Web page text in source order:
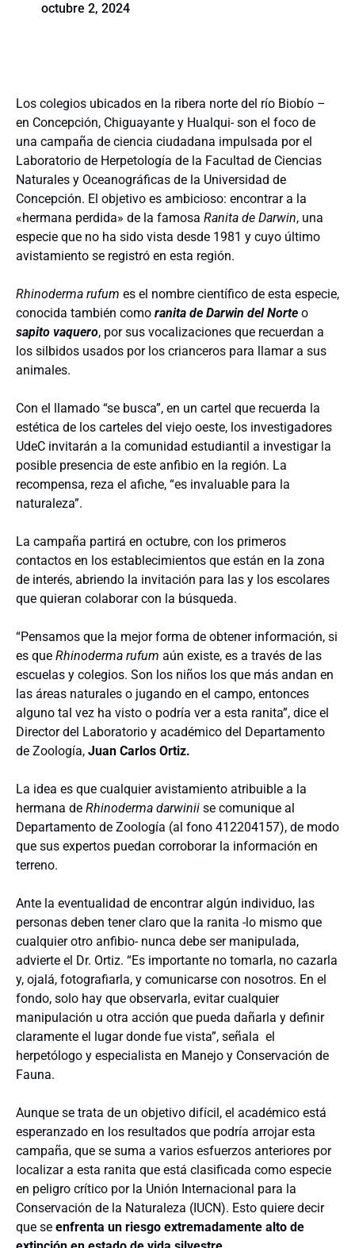
octubre 2, 2024
Los colegios ubicados en la ribera norte del río Biobío –
en Concepción, Chiguayante y Hualqui- son el foco de
una campaña de ciencia ciudadana impulsada por el
Laboratorio de Herpetología de la Facultad de Ciencias
Naturales y Oceanográficas de la Universidad de
Concepción. El objetivo es ambicioso: encontrar a la
«hermana perdida» de la famosa Ranita de Darwin, una
especie que no ha sido vista desde 1981 y cuyo último
avistamiento se registró en esta región.
Rhinoderma rufum es el nombre científico de esta especie,
conocida también como ranita de Darwin del Norte o
sapito vaquero, por sus vocalizaciones que recuerdan a
los silbidos usados por los crianceros para llamar a sus
animales.
Con el llamado “se busca”, en un cartel que recuerda la
estética de los carteles del viejo oeste, los investigadores
UdeC invitarán a la comunidad estudiantil a investigar la
posible presencia de este anfibio en la región. La
recompensa, reza el afiche, “es invaluable para la
naturaleza”.
La campaña partirá en octubre, con los primeros
contactos en los establecimientos que están en la zona
de interés, abriendo la invitación para las y los escolares
que quieran colaborar con la búsqueda.
“Pensamos que la mejor forma de obtener información, si
es que Rhinoderma rufum aún existe, es a través de las
escuelas y colegios. Son los niños los que más andan en
las áreas naturales o jugando en el campo, entonces
alguno tal vez ha visto o podría ver a esta ranita”, dice el
Director del Laboratorio y académico del Departamento
de Zoología, Juan Carlos Ortiz.
La idea es que cualquier avistamiento atribuible a la
hermana de Rhinoderma darwinii se comunique al
Departamento de Zoología (al fono 412204157), de modo
que sus expertos puedan corroborar la información en
terreno.
Ante la eventualidad de encontrar algún individuo, las
personas deben tener claro que la ranita -lo mismo que
cualquier otro anfibio- nunca debe ser manipulada,
advierte el Dr. Ortiz. “Es importante no tomarla, no cazarla
y, ojalá, fotografiarla, y comunicarse con nosotros. En el
fondo, solo hay que observarla, evitar cualquier
manipulación u otra acción que pueda dañarla y definir
claramente el lugar donde fue vista”, señala el
herpetólogo y especialista en Manejo y Conservación de
Fauna.
Aunque se trata de un objetivo difícil, el académico está
esperanzado en los resultados que podría arrojar esta
campaña, que se suma a varios esfuerzos anteriores por
localizar a esta ranita que está clasificada como especie
en peligro crítico por la Unión Internacional para la
Conservación de la Naturaleza (IUCN). Esto quiere decir
que se enfrenta un riesgo extremadamente alto de